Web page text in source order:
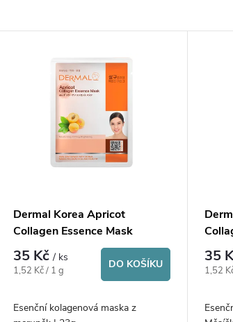
Dermal Korea Apricot
Collagen Essence Mask
35 Kč/ ks
Měrná
1,52 Kč / 1 g
DO KOŠÍKU
Esenční kolagenová maska z
35
Měrná
1,52